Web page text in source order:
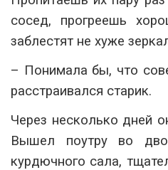
сосед, прогреешь
заблестят не хуже
– Понимала бы, что
расстраивался старик.
Через несколько дней
Вышел поутру во
курдючного сала,